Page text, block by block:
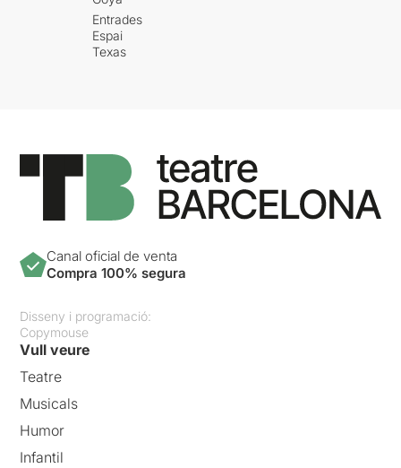
Entrades
Espai
Texas
Canal oficial de venta
Compra 100% segura
Disseny i programació:
Copymouse
Vull veure
Teatre
Musicals
Humor
Infantil